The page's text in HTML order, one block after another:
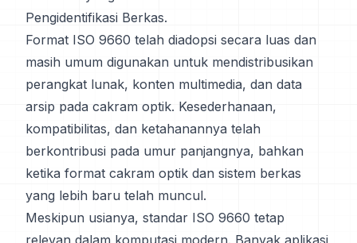
Pengidentifikasi Berkas.
Format ISO 9660 telah diadopsi secara luas dan
masih umum digunakan untuk mendistribusikan
perangkat lunak, konten multimedia, dan data
arsip pada cakram optik. Kesederhanaan,
kompatibilitas, dan ketahanannya telah
berkontribusi pada umur panjangnya, bahkan
ketika format cakram optik dan sistem berkas
yang lebih baru telah muncul.
Meskipun usianya, standar ISO 9660 tetap
relevan dalam komputasi modern. Banyak aplikasi